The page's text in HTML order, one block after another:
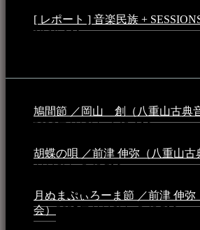
[ レポート ] 音楽民族 +
10:16 AM
鳩間節 ／岡山 創（八重山古典
2026年4月6日 - 1:13 AM
胡蝶の唄 ／前津 伸弥（八重山古
4月16日 - 3:48 PM
月ぬまぷぃろーま節 ／前津 伸
会）2025年4月16日 - 3:48 PM